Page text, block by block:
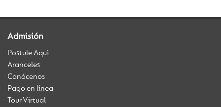
Admisión
Postule Aquí
Aranceles
Conócenos
Pago en línea
Tour Virtual